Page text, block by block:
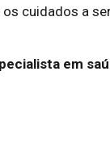
cuidados a
em